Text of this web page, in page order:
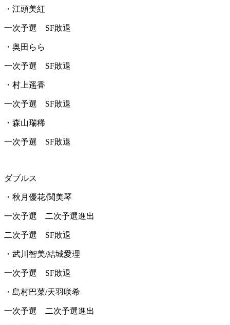
・江頭美紅
一次予選 SF敗退
・奥田らら
一次予選 SF敗退
・村上遥香
一次予選 SF敗退
・森山瑞稀
一次予選 SF敗退
ダブルス
・秋月優花/関美琴
一次予選 二次予選進出
二次予選 SF敗退
・武川智美/結城愛理
一次予選 SF敗退
・島村巴菜/天羽咲希
一次予選 二次予選進出